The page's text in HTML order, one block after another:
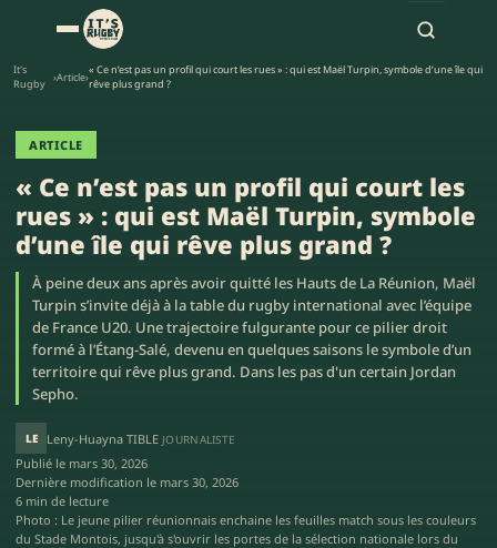
It's
Rugby ›Article›« Ce n’est pas un profil qui court les rues » : qui est Maël Turpin, symbole d’une île qui
rêve plus grand ?
ARTICLE
« Ce n’est pas un profil qui court les
rues » : qui est Maël Turpin, symbole
d’une île qui rêve plus grand ?
À peine deux ans après avoir quitté les Hauts de La Réunion, Maël
Turpin s’invite déjà à la table du rugby international avec l’équipe
de France U20. Une trajectoire fulgurante pour ce pilier droit
formé à l’Étang-Salé, devenu en quelques saisons le symbole d’un
territoire qui rêve plus grand. Dans les pas d'un certain Jordan
Sepho.
LE Leny-Huayna TIBLE JOURNALISTE
Publié le mars 30, 2026
Dernière modification le mars 30, 2026
6 min de lecture
Photo : Le jeune pilier réunionnais enchaine les feuilles match sous les couleurs
du Stade Montois, jusqu'à s'ouvrir les portes de la sélection nationale lors du